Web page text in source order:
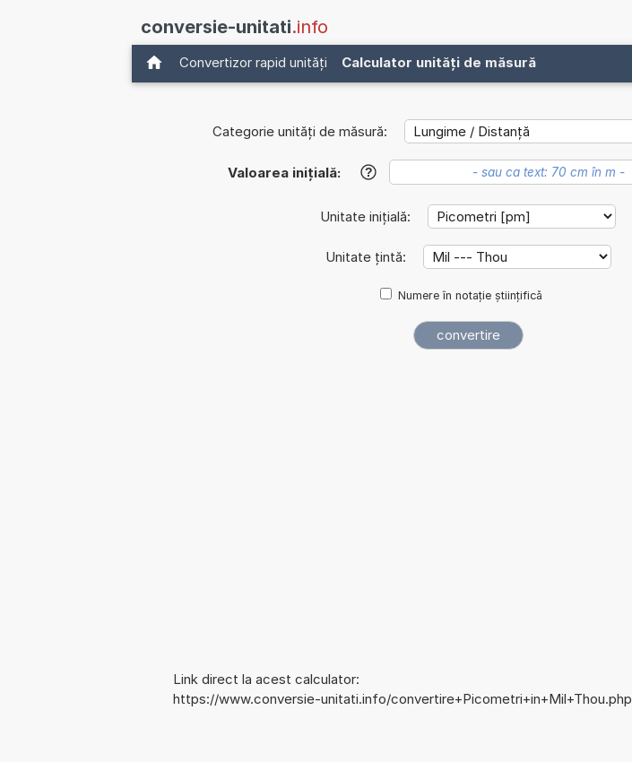
conversie-unitati.info
Convertizor rapid unități Calculator unități de măsură
Categorie unități de măsură:
Valoarea inițială: ?
Unitate inițială:
Unitate țintă:
Numere în notație științifică
Link direct la acest calculator:
https://www.conversie-unitati.info/convertire+Picometri+in+Mil+Thou.php